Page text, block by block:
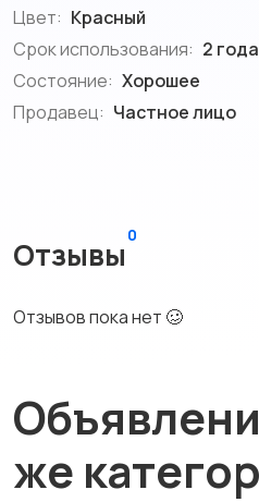
Цвет: Красный
Срок использования: 2 года
Состояние: Хорошее
Продавец: Частное лицо
Отзывы
0
Отзывов пока нет 🥴
же